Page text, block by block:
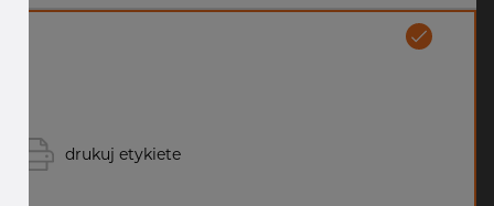
drukuj etykiete